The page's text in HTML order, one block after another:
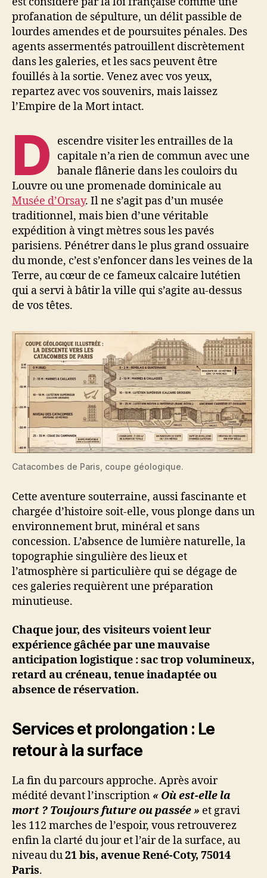
profanation de sépulture, un délit passible de
lourdes amendes et de poursuites pénales. Des
agents assermentés patrouillent discrètement
dans les galeries, et les sacs peuvent être
fouillés à la sortie. Venez avec vos yeux,
repartez avec vos souvenirs, mais laissez
l’Empire de la Mort intact.
D
escendre visiter les entrailles de la
capitale n’a rien de commun avec une
banale flânerie dans les couloirs du
Louvre ou une promenade dominicale au
Musée d’Orsay. Il ne s’agit pas d’un musée
traditionnel, mais bien d’une véritable
expédition à vingt mètres sous les pavés
parisiens. Pénétrer dans le plus grand ossuaire
du monde, c’est s’enfoncer dans les veines de la
Terre, au cœur de ce fameux calcaire lutétien
qui a servi à bâtir la ville qui s’agite au-dessus
de vos têtes.
Catacombes de Paris, coupe géologique.
Cette aventure souterraine, aussi fascinante et
chargée d’histoire soit-elle, vous plonge dans un
environnement brut, minéral et sans
concession. L’absence de lumière naturelle, la
topographie singulière des lieux et
l’atmosphère si particulière qui se dégage de
ces galeries requièrent une préparation
minutieuse.
Chaque jour, des visiteurs voient leur
expérience gâchée par une mauvaise
anticipation logistique : sac trop volumineux,
retard au créneau, tenue inadaptée ou
absence de réservation.
Services et prolongation : Le
retour à la surface
La fin du parcours approche. Après avoir
médité devant l’inscription « Où est-elle la
mort ? Toujours future ou passée » et gravi
les 112 marches de l’espoir, vous retrouverez
enfin la clarté du jour et l’air de la surface, au
niveau du21 bis, avenue René-Coty, 75014
Paris.